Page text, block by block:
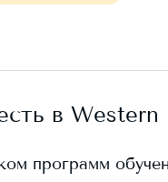
в Western
программ